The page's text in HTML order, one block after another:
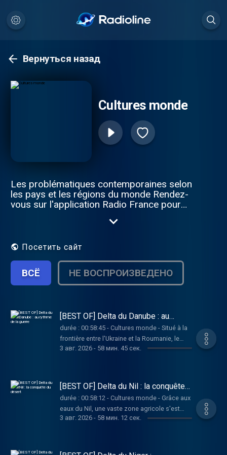
Вернуться назад
Cultures monde
Les problématiques contemporaines selon
les pays et les régions du monde Rendez-
vous sur l'application Radio France pour
Посетить сайт
ВСЁ НЕ ВОСПРОИЗВЕДЕНО
[BEST OF] Delta du Danube : au
rythme de la guerre
durée : 00:58:45 - Cultures monde - Situé à la
frontière entre l'Ukraine et la Roumanie, le
delta du fleuve Danube est un espace fragile.
et exportés une partie de la production
céréalière ukrainienne. Vous aimez ce
podcast ? Pour écouter tous les épisodes
sans limite, rendez-vous sur Radio France
3 авг. 2026- 58 мин. 45 сек.
[BEST OF] Delta du Nil : la conquête
du désert
durée : 00:58:12 - Cultures monde - Grâce aux
eaux du Nil, une vaste zone agricole s'est
développée dans le delta, devenu le poumon
actuelles visent à étendre les activités
3 авг. 2026- 58 мин. 12 сек.